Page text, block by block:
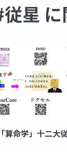
星
算命学」十二大